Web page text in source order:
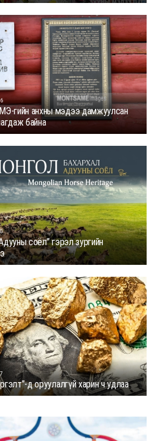
гийн анхны мэдээ дамжуулсан
байна
соёл” гэрэл зургийн
д оруулалгүй харин ч удлаа